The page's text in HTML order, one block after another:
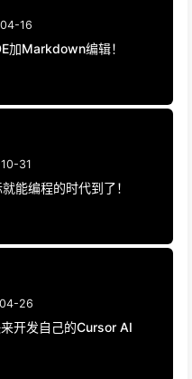
16
加Markdown编辑！
31
能编程的时代到了！
26
开发自己的Cursor AI